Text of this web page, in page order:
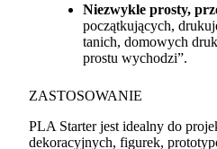
Niezwykle prosty,
początkujących,
tanich, domowych
prostu wychodzi”.
ZASTOSOWANIE
PLA Starter jest idealny do
dekoracyjnych, figurek,